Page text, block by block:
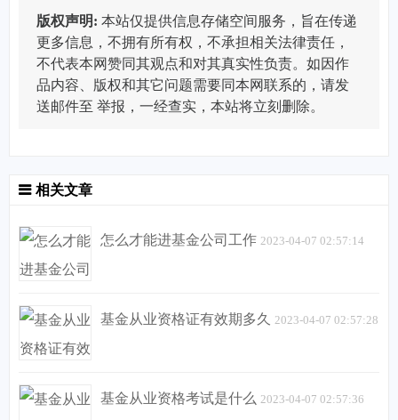
版权声明: 本站仅提供信息存储空间服务，旨在传递
更多信息，不拥有所有权，不承担相关法律责任，
不代表本网赞同其观点和对其真实性负责。如因作
品内容、版权和其它问题需要同本网联系的，请发
送邮件至 举报，一经查实，本站将立刻删除。
相关文章
怎么才能进基金公司工作 2023-04-07 02:57:14
基金从业资格证有效期多久 2023-04-07 02:57:28
基金从业资格考试是什么 2023-04-07 02:57:36